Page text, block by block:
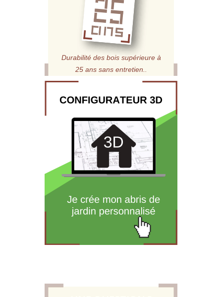
Durabilité des bois supérieure à
25 ans sans entretien.